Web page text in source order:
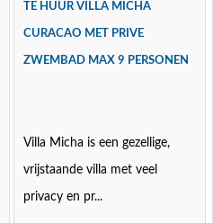
TE HUUR VILLA MICHA
CURACAO MET PRIVE
ZWEMBAD MAX 9 PERSONEN
Villa Micha is een gezellige,
vrijstaande villa met veel
privacy en pr...